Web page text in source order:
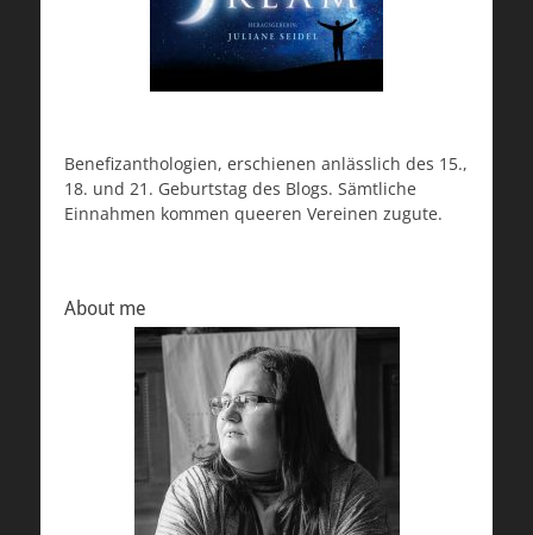
Benefizanthologien, erschienen anlässlich des 15.,
18. und 21. Geburtstag des Blogs. Sämtliche
Einnahmen kommen queeren Vereinen zugute.
About me